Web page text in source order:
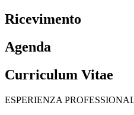
Ricevimento
Agenda
Curriculum Vitae
ESPERIENZA